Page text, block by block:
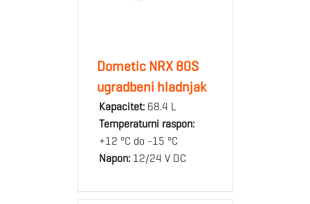
Dometic NRX 80S
ugradbeni hladnjak
Kapacitet:68.4 L
Temperaturni raspon:
+12 °C do -15 °C
Napon:12/24 V DC